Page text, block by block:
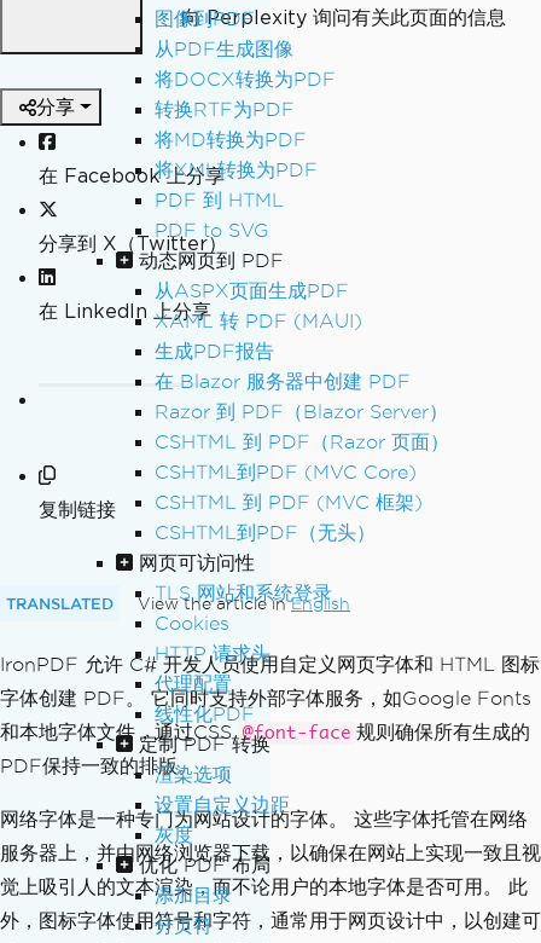
图像到PDF
从PDF生成图像
将DOCX转换为PDF
转换RTF为PDF
将MD转换为PDF
将XML转换为PDF
PDF 到 HTML
PDF to SVG
动态网页到 PDF
从ASPX页面生成PDF
XAML 转 PDF (MAUI)
生成PDF报告
在 Blazor 服务器中创建 PDF
Razor 到 PDF（Blazor Server）
CSHTML 到 PDF（Razor 页面）
CSHTML到PDF (MVC Core)
CSHTML 到 PDF (MVC 框架)
CSHTML到PDF（无头）
网页可访问性
TLS 网站和系统登录
Cookies
HTTP 请求头
代理配置
线性化PDF
定制 PDF 转换
渲染选项
设置自定义边距
灰度
优化 PDF 布局
添加目录
分页符
向 Perplexity 询问有关此页面的信息
分享
在 Facebook 上分享
分享到 X（Twitter）
在 LinkedIn 上分享
复制链接
TRANSLATED View the article inEnglish
IronPDF 允许 C# 开发人员使用自定义网页字体和 HTML 图标
字体创建 PDF。 它同时支持外部字体服务，如Google Fonts
和本地字体文件，通过CSS @font-face 规则确保所有生成的
PDF保持一致的排版。
网络字体是一种专门为网站设计的字体。 这些字体托管在网络
服务器上，并由网络浏览器下载，以确保在网站上实现一致且视
觉上吸引人的文本渲染，而不论用户的本地字体是否可用。 此
外，图标字体使用符号和字符，通常用于网页设计中，以创建可